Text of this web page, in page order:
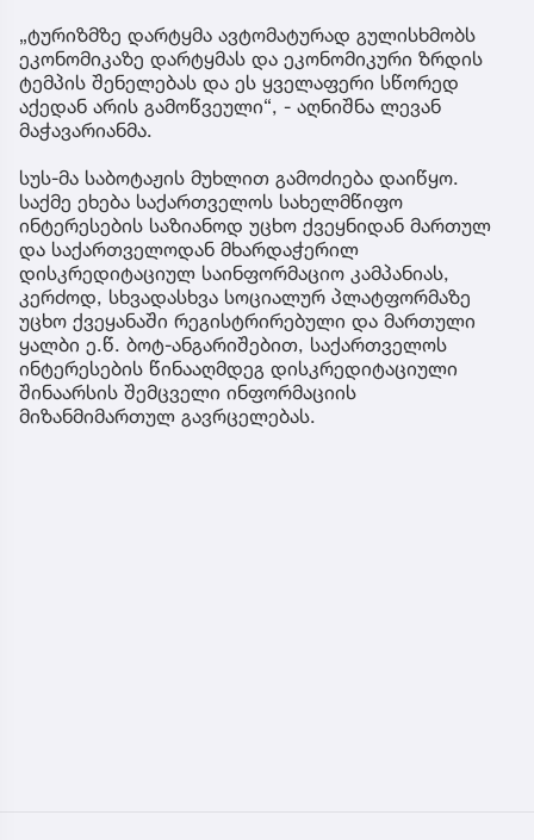
„ტურიზმზე დარტყმა ავტომატურად გულისხმობს
ეკონომიკაზე დარტყმას და ეკონომიკური ზრდის
ტემპის შენელებას და ეს ყველაფერი სწორედ
აქედან არის გამოწვეული“, - აღნიშნა ლევან
მაჭავარიანმა.
სუს-მა საბოტაჟის მუხლით გამოძიება დაიწყო.
საქმე ეხება საქართველოს სახელმწიფო
ინტერესების საზიანოდ უცხო ქვეყნიდან მართულ
და საქართველოდან მხარდაჭერილ
დისკრედიტაციულ საინფორმაციო კამპანიას,
კერძოდ, სხვადასხვა სოციალურ პლატფორმაზე
უცხო ქვეყანაში რეგისტრირებული და მართული
ყალბი ე.წ. ბოტ-ანგარიშებით, საქართველოს
ინტერესების წინააღმდეგ დისკრედიტაციული
შინაარსის შემცველი ინფორმაციის
მიზანმიმართულ გავრცელებას.